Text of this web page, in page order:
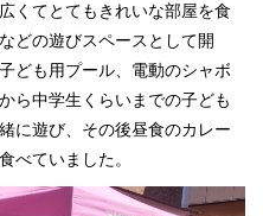
くてとてもきれいな部屋を食
どの遊びスペースとして開
ども用プール、電動のシャボ
ら中学生くらいまでの子ども
に遊び、その後昼食のカレー
べていました。